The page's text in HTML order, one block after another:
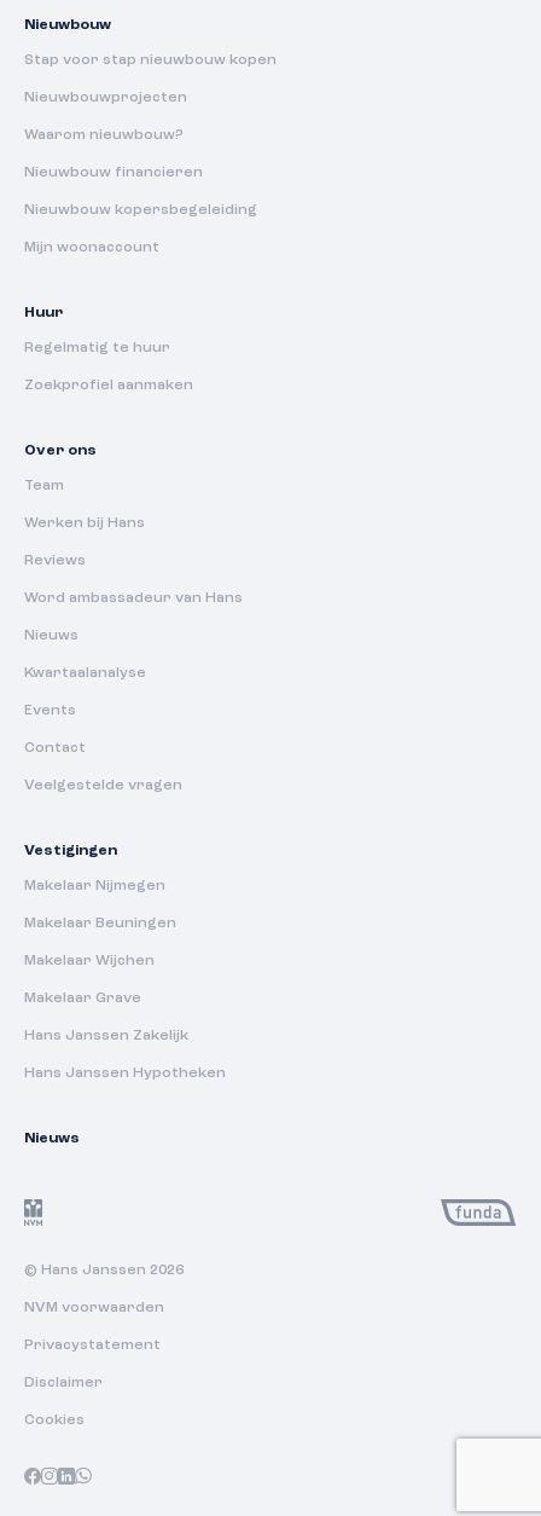
Nieuwbouw
Stap voor stap nieuwbouw kopen
Nieuwbouwprojecten
Waarom nieuwbouw?
Nieuwbouw financieren
Nieuwbouw kopersbegeleiding
Mijn woonaccount
Huur
Regelmatig te huur
Zoekprofiel aanmaken
Over ons
Team
Werken bij Hans
Reviews
Word ambassadeur van Hans
Nieuws
Kwartaalanalyse
Events
Contact
Veelgestelde vragen
Vestigingen
Makelaar Nijmegen
Makelaar Beuningen
Makelaar Wijchen
Makelaar Grave
Hans Janssen Zakelijk
Hans Janssen Hypotheken
Nieuws
© Hans Janssen 2026
NVM voorwaarden
Privacystatement
Disclaimer
Cookies